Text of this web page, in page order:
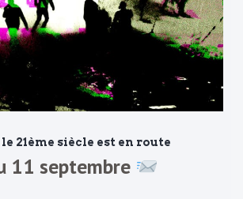
21ème siècle est en route
11 septembre